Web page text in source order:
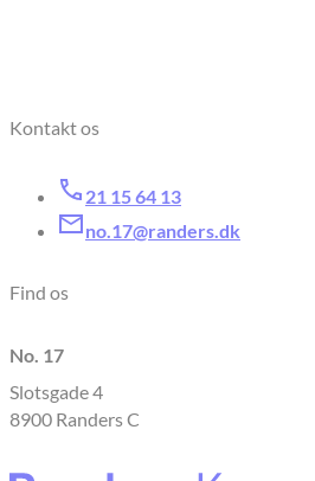
Kontakt os
21 15 64 13
no.17@randers.dk
Find os
No. 17
Slotsgade 4
8900 Randers C